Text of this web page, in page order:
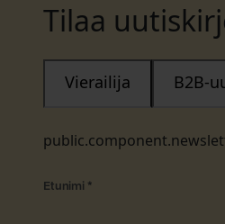
Tilaa
Vierailija B2B-
Etunimi *